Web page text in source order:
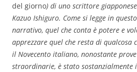
del giorno) di uno scrittore
Kazuo Ishiguro. Come si legge in
narrativo, quel che conta è potere e
apprezzare quel che resta di qualcosa
il Novecento italiano, nonostante
straordinarie, è stato sostanzialmente